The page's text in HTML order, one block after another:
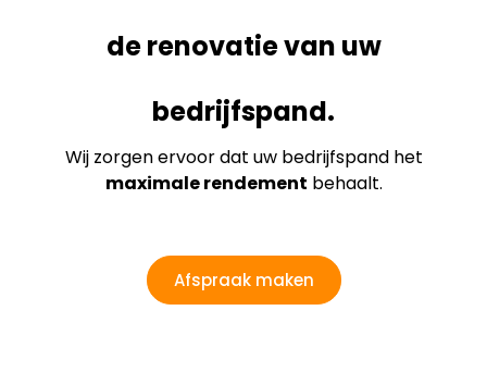
de renovatie van uw
bedrijfspand.
Wij zorgen ervoor dat uw bedrijfspand het
maximale rendement behaalt.
Afspraak maken